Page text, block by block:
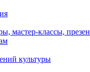
мастер-классы,
культуры